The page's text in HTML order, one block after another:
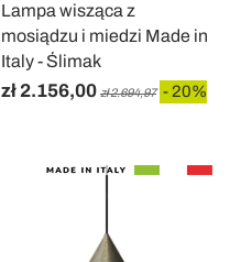
Lampa wisząca z
mosiądzu i miedzi Made in
Italy - Ślimak
zł 2.156,00 zł 2.694,97 - 20%